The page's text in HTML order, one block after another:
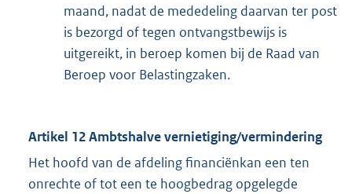
maand, nadat de mededeling daarvan ter post
is bezorgd of tegen ontvangstbewijs is
uitgereikt, in beroep komen bij de Raad van
Beroep voor Belastingzaken.
Artikel 12 Ambtshalve vernietiging/vermindering
Het hoofd van de afdeling financiënkan een ten
onrechte of tot een te hoogbedrag opgelegde